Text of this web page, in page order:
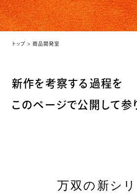
トップ 商品開発室
新作を考察する過程を
このページで公開して参り
万双の新シ